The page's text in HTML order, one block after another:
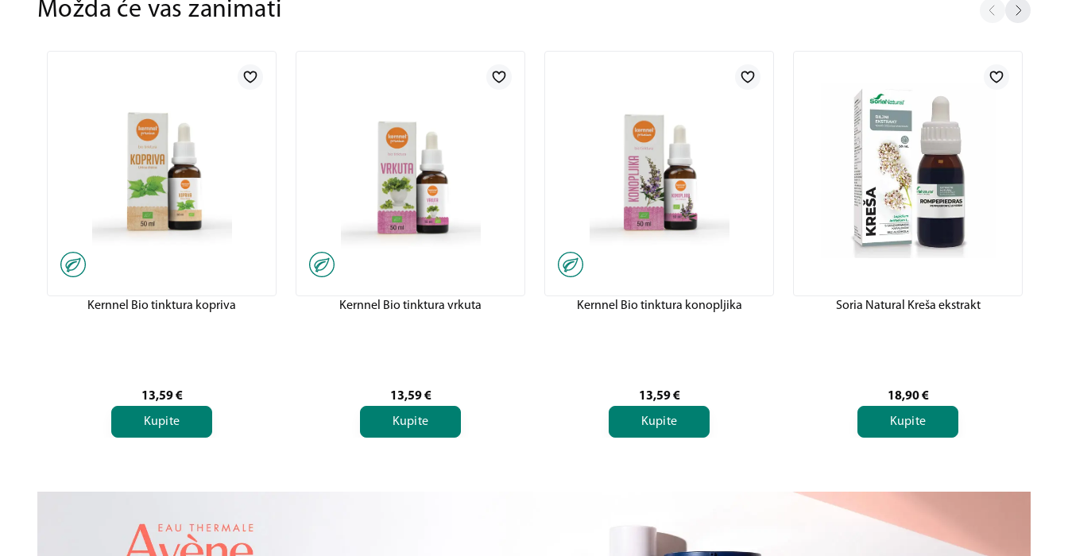
Možda će vas zanimati
Kernnel Bio tinktura kopriva
13,59 €
Kupite
Kernnel Bio tinktura vrkuta
13,59 €
Kupite
Kernnel Bio tinktura konopljika
13,59 €
Kupite
Soria Natural Kreša ekstrakt
18,90 €
Kupite